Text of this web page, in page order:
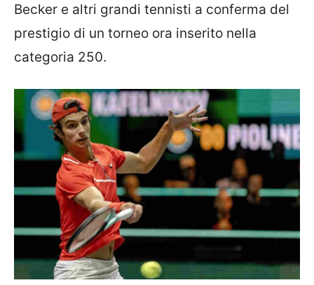
Becker e altri grandi tennisti a conferma del
prestigio di un torneo ora inserito nella
categoria 250.